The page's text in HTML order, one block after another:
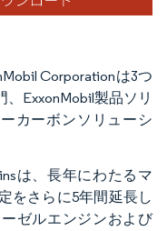
Corporationは3つ
ExxonMobil製品ソリ
カーボンソリューシ
は、長年にわたるマ
をさらに5年間延長し
ゼルエンジンおよび